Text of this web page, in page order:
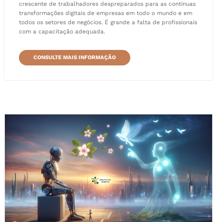
crescente de trabalhadores despreparados para as contínuas
transformações digitais de empresas em todo o mundo e em
todos os setores de negócios. É grande a falta de profissionais
com a capacitação adequada.
CONSULTE MAIS INFORMAÇÃO